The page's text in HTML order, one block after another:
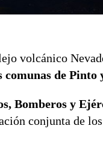
volcánico
comunas de Pinto
Bomberos y
conjunta de